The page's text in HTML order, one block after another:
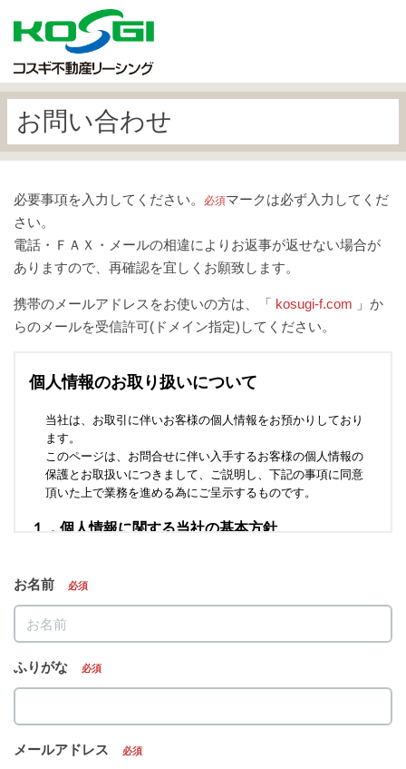
お問い合わせ
必要事項を入力してください。 必須マークは必ず入力してくだ
さい。
電話・ＦＡＸ・メールの相違によりお返事が返せない場合が
ありますので、再確認を宜しくお願致します。
携帯のメールアドレスをお使いの方は、「 kosugi-f.com 」か
らのメールを受信許可(ドメイン指定)してください。
お名前 必須
ふりがな 必須
メールアドレス 必須